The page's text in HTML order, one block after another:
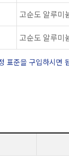
고순도 알루미
고순도 알루미
표준을 구입하시면